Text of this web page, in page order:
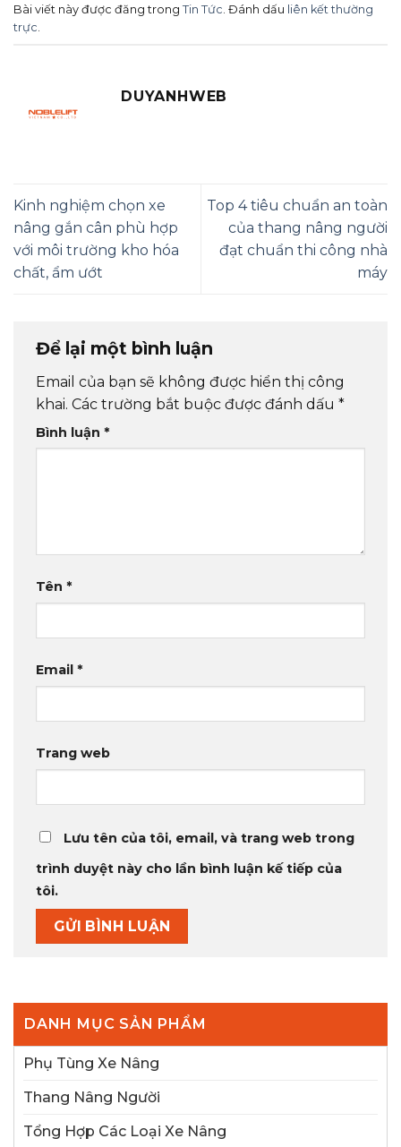
Bài viết này được đăng trong Tin Tức . Đánh dấu liên kết thường
trực
DUYANHWEB
Kinh nghiệm chọn xe
nâng gắn cân phù hợp
với môi trường kho hóa
chất, ẩm ướt
Top 4 tiêu chuẩn an toàn
của thang nâng người
đạt chuẩn thi công nhà
máy
Để lại một bình luận
Email của bạn sẽ không được hiển thị công
khai. Các trường bắt buộc được đánh dấu *
Bình luận *
Tên *
Email *
Trang web
Lưu tên của tôi, email, và trang web trong
trình duyệt này cho lần bình luận kế tiếp của
tôi.
DANH MỤC SẢN PHẨM
Phụ Tùng Xe Nâng
Thang Nâng Người
Tổng Hợp Các Loại Xe Nâng